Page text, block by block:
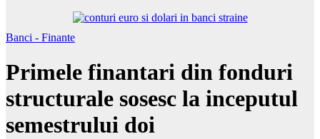
Banci - Finante
Primele finantari din fonduri
structurale sosesc la inceputul
semestrului doi